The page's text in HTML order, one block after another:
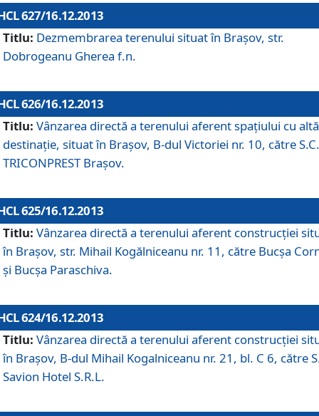
627/16.12.2013
Titlu: Dezmembrarea terenului situat în Braşov, str.
Dobrogeanu Gherea f.n.
626/16.12.2013
Titlu: Vânzarea directă a terenului aferent spaţiului cu altă
destinaţie, situat în Braşov, B-dul Victoriei nr. 10, către S.C.
TRICONPREST Braşov.
625/16.12.2013
Titlu: Vânzarea directă a terenului aferent construcţiei
în Braşov, str. Mihail Kogălniceanu nr. 11, către Bucşa
şi Bucşa Paraschiva.
624/16.12.2013
Titlu: Vânzarea directă a terenului aferent construcţiei
în Braşov, B-dul Mihail Kogalniceanu nr. 21, bl. C 6, către
Savion Hotel S.R.L.